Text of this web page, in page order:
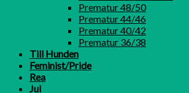
Prematur 48/50
Prematur 44/46
Prematur 40/42
Prematur 36/38
Till Hunden
Feminist/Pride
Rea
Jul